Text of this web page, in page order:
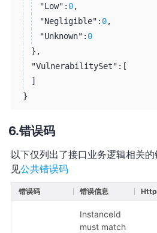
"Low": 0,
"Negligible": 0,
"Unknown": 0
} ,
"VulnerabilitySet": [
]
}
错误码
以下仅列出了接口业务逻辑相关
见公共错误码
错误码 错误信息 Http
InstanceId
must match